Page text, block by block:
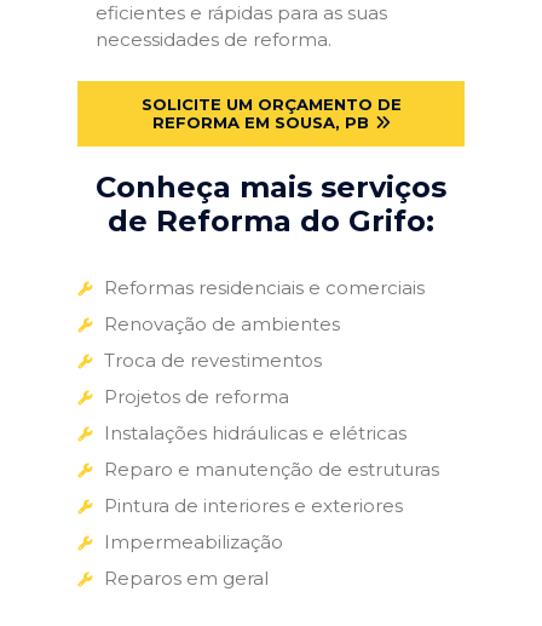
eficientes e rápidas para as suas
necessidades de reforma.
SOLICITE UM ORÇAMENTO DE
REFORMA EM SOUSA, PB
Conheça mais serviços
de Reforma do Grifo:
Reformas residenciais e comerciais
Renovação de ambientes
Troca de revestimentos
Projetos de reforma
Instalações hidráulicas e elétricas
Reparo e manutenção de estruturas
Pintura de interiores e exteriores
Impermeabilização
Reparos em geral